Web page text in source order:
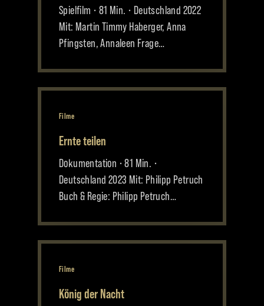
Spielfilm • 81 Min. • Deutschland 2022
Mit: Martin Timmy Haberger, Anna
Pfingsten, Annaleen Frage…
Filme
Ernte teilen
Dokumentation • 81 Min. •
Deutschland 2023 Mit: Philipp Petruch
Buch & Regie: Philipp Petruch…
Filme
König der Nacht